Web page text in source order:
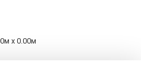
x 0.00м